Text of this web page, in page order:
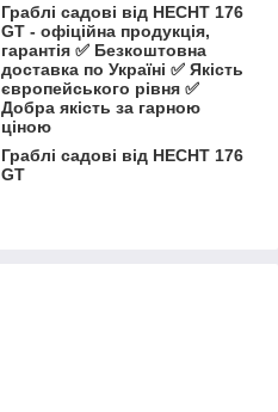
Граблі садові від HECHT 176
GT - офіційна продукція,
гарантія ✅ Безкоштовна
доставка по Україні ✅ Якість
європейського рівня ✅
Добра якість за гарною
ціною
Граблі садові від HECHT 176
GT